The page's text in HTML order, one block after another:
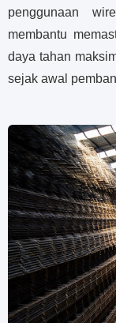
penggunaan
membantu
daya tahan
sejak awal